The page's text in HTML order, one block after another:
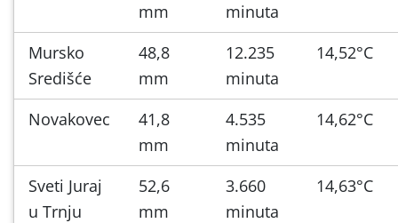
mm
minuta
Mursko
Središće
48,8
mm
12.235
minuta
14,52°C
Novakovec
41,8
mm
4.535
minuta
14,62°C
Sveti Juraj
u Trnju
52,6
mm
3.660
minuta
14,63°C